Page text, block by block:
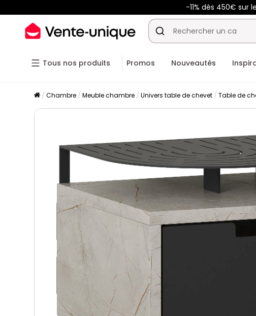
-11% dès 450€ sur
Tous nos produits Promos Nouveautés
Chambre Meuble chambre Univers table de chevet Table de